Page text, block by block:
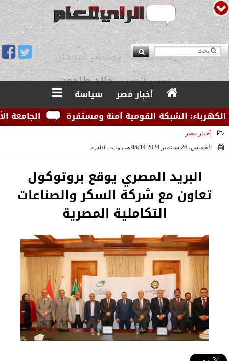
مدير التحرير يوسف قبودان
أخبار مصر
سياسة
الجامعة
الشبكة القومية آمنة ومستقرة
أخبار مصر
الخميس، 26 سبتمبر 2024
05:14 مـ بتوقيت القاهرة
البريد المصري يوقع بروتوكول
تعاون مع شركة السكر والصناعات
التكاملية المصرية